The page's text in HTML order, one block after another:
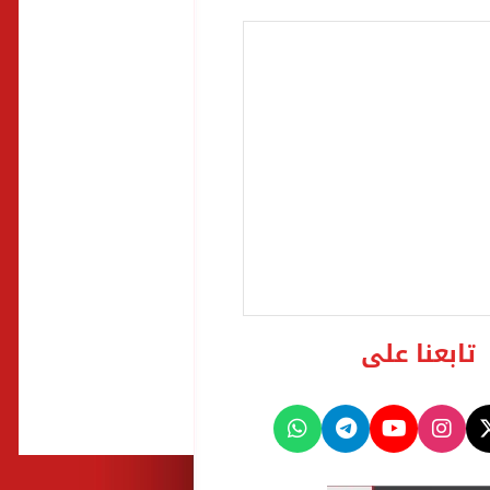
تابعنا على